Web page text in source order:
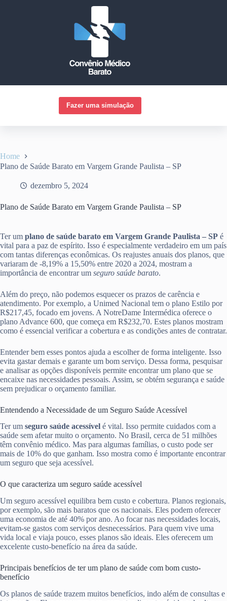
Fazer uma simulação
Home
Plano de Saúde Barato em Vargem Grande Paulista – SP
dezembro 5, 2024
Plano de Saúde Barato em Vargem Grande Paulista – SP
Ter um plano de saúde barato em Vargem Grande Paulista – SP é
vital para a paz de espírito. Isso é especialmente verdadeiro em um país
com tantas diferenças econômicas. Os reajustes anuais dos planos, que
variaram de -8,19% a 15,50% entre 2020 a 2024, mostram a
importância de encontrar um seguro saúde barato.
Além do preço, não podemos esquecer os prazos de carência e
atendimento. Por exemplo, a Unimed Nacional tem o plano Estilo por
R$217,45, focado em jovens. A NotreDame Intermédica oferece o
plano Advance 600, que começa em R$232,70. Estes planos mostram
como é essencial verificar a cobertura e as condições antes de contratar.
Entender bem esses pontos ajuda a escolher de forma inteligente. Isso
evita gastar demais e garante um bom serviço. Dessa forma, pesquisar
e analisar as opções disponíveis permite encontrar um plano que se
encaixe nas necessidades pessoais. Assim, se obtém segurança e saúde
sem prejudicar o orçamento familiar.
Entendendo a Necessidade de um Seguro Saúde Acessível
Ter um seguro saúde acessível é vital. Isso permite cuidados com a
saúde sem afetar muito o orçamento. No Brasil, cerca de 51 milhões
têm convênio médico. Mas para algumas famílias, o custo pode ser
mais de 10% do que ganham. Isso mostra como é importante encontrar
um seguro que seja acessível.
O que caracteriza um seguro saúde acessível
Um seguro acessível equilibra bem custo e cobertura. Planos regionais,
por exemplo, são mais baratos que os nacionais. Eles podem oferecer
uma economia de até 40% por ano. Ao focar nas necessidades locais,
evitam-se gastos com serviços desnecessários. Para quem vive uma
vida local e viaja pouco, esses planos são ideais. Eles oferecem um
excelente custo-benefício na área da saúde.
Principais benefícios de ter um plano de saúde com bom custo-
benefício
Os planos de saúde trazem muitos benefícios, indo além de consultas e